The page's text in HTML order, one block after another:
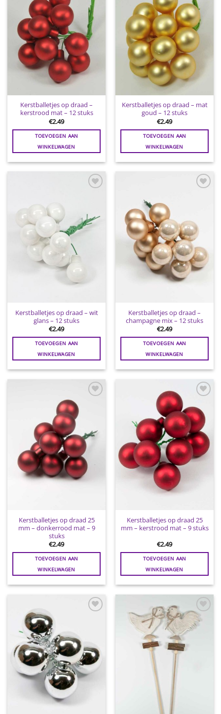
Kerstballetjes op draad –
kerstrood mat – 12 stuks
€2.49
TOEVOEGEN AAN
WINKELWAGEN
Kerstballetjes op draad – mat
goud – 12 stuks
€2.49
TOEVOEGEN AAN
WINKELWAGEN
Kerstballetjes op draad – wit
glans – 12 stuks
€2.49
TOEVOEGEN AAN
WINKELWAGEN
Kerstballetjes op draad –
champagne mix – 12 stuks
€2.49
TOEVOEGEN AAN
WINKELWAGEN
Toevoegen
wenslijst
Kerstballetjes op draad 25
mm – donkerrood mat – 9
stuks
€2.49
TOEVOEGEN AAN
WINKELWAGEN
Toevoegen
aan
wenslijst
Kerstballetjes op draad 25
mm – kerstrood mat – 9 stuks
€2.49
TOEVOEGEN AAN
WINKELWAGEN
Toevoegen
aan
wenslijst